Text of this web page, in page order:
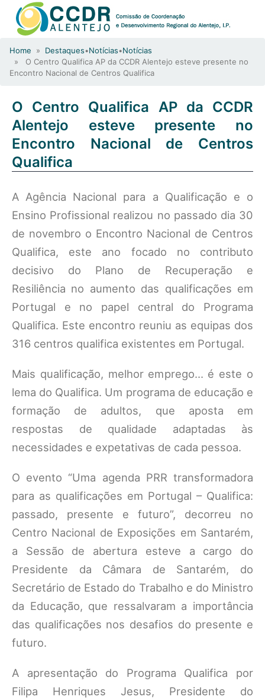
Home » Destaques•Notícias•Notícias
» O Centro Qualifica AP da CCDR Alentejo esteve presente no
Encontro Nacional de Centros Qualifica
O Centro Qualifica AP da CCDR
Alentejo esteve presente no
Encontro Nacional de Centros
Qualifica
A Agência Nacional para a Qualificação e o
Ensino Profissional realizou no passado dia 30
de novembro o Encontro Nacional de Centros
Qualifica, este ano focado no contributo
decisivo do Plano de Recuperação e
Resiliência no aumento das qualificações em
Portugal e no papel central do Programa
Qualifica. Este encontro reuniu as equipas dos
316 centros qualifica existentes em Portugal.
Mais qualificação, melhor emprego… é este o
lema do Qualifica. Um programa de educação e
formação de adultos, que aposta em
respostas de qualidade adaptadas às
necessidades e expetativas de cada pessoa.
O evento “Uma agenda PRR transformadora
para as qualificações em Portugal – Qualifica:
passado, presente e futuro”, decorreu no
Centro Nacional de Exposições em Santarém,
a Sessão de abertura esteve a cargo do
Presidente da Câmara de Santarém, do
Secretário de Estado do Trabalho e do Ministro
da Educação, que ressalvaram a importância
das qualificações nos desafios do presente e
futuro.
A apresentação do Programa Qualifica por
Filipa Henriques Jesus, Presidente do